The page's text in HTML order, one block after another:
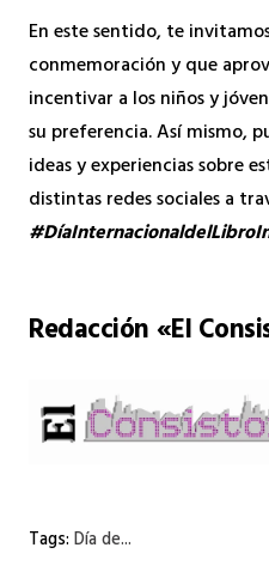
En este sentido, te
conmemoración y que
incentivar a los niños y
su preferencia. Así mismo,
ideas y experiencias sobre
distintas redes sociales a
Redacción «El
Tags:Día de...